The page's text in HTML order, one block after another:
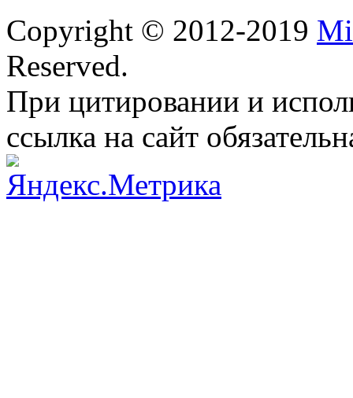
Copyright © 2012-2019
Reserved.
При цитировании и
ссылка на сайт